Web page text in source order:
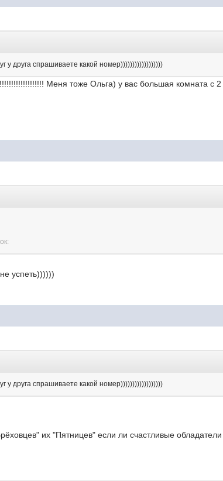
у друга спрашиваете какой номер))))))))))))))))))
Меня тоже Ольга) у вас большая комната с
успеть))))))
у друга спрашиваете какой номер))))))))))))))))))
их "Пятницев" если ли счастливые